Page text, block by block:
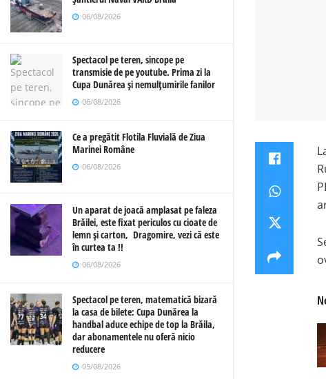
06/08/2026
Spectacol pe teren, sincope pe
transmisie de pe youtube. Prima zi la
Cupa Dunărea și nemulțumirile fanilor
06/08/2026
Ce a pregătit Flotila Fluvială de Ziua
Marinei Române
06/08/2026
Un aparat de joacă amplasat pe faleza
Brăilei, este fixat periculos cu cioate de
lemn și carton, Dragomire, vezi că este
în curtea ta !!
06/08/2026
Spectacol pe teren, matematică bizară
la casa de bilete: Cupa Dunărea la
handbal aduce echipe de top la Brăila,
dar abonamentele nu oferă nicio
reducere
05/08/2026